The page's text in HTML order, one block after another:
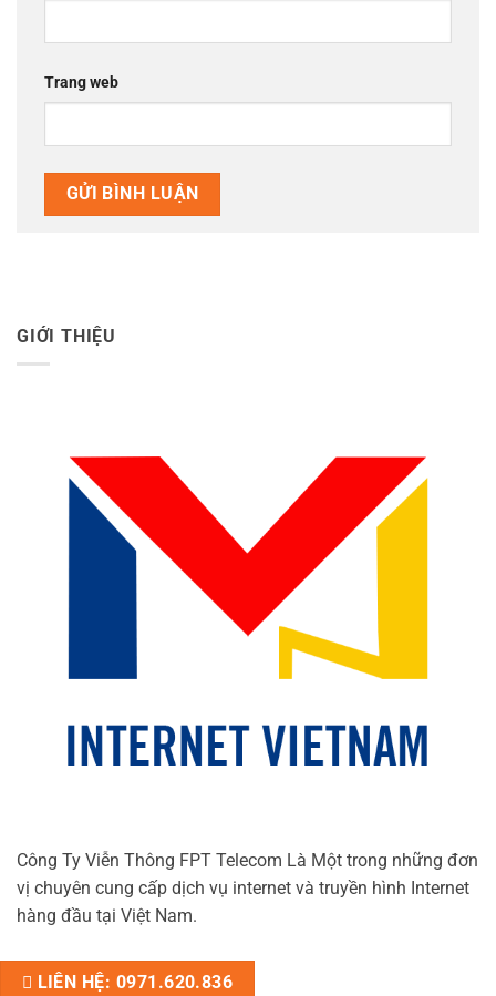
Trang web
GIỚI THIỆU
Công Ty Viễn Thông FPT Telecom Là Một trong những đơn
vị chuyên cung cấp dịch vụ internet và truyền hình Internet
hàng đầu tại Việt Nam.
LIÊN HỆ: 0971.620.836